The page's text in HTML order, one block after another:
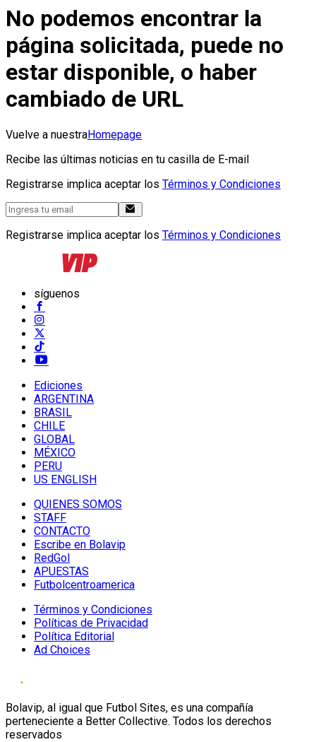
No podemos encontrar la
página solicitada, puede no
estar disponible, o haber
cambiado de URL
Vuelve a nuestraHomepage
Recibe las últimas noticias en tu casilla de E-mail
Registrarse implica aceptar los Términos y Condiciones
Registrarse implica aceptar los Términos y Condiciones
síguenos
Ediciones
ARGENTINA
BRASIL
CHILE
GLOBAL
MÉXICO
PERU
US ENGLISH
QUIENES SOMOS
STAFF
CONTACTO
Escribe en Bolavip
RedGol
APUESTAS
Futbolcentroamerica
Términos y Condiciones
Políticas de Privacidad
Política Editorial
Ad Choices
Bolavip, al igual que Futbol Sites, es una compañía
perteneciente a Better Collective. Todos los derechos
reservados